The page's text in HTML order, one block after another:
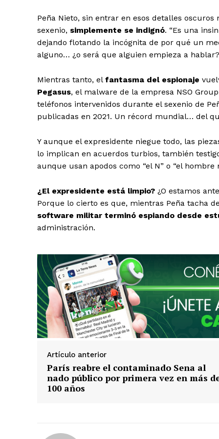
Peña Nieto, sin entrar en esos detalles
sexenio, simplemente se indignó. “Es una
dejando flotando la incógnita de por qué un
alguno… ¿o será que alguien empieza a hablar?
Mientras tanto, el fantasma del espionaje
Pegasus, el malware de la empresa NSO
teléfonos intervenidos durante el sexenio de
publicadas en 2021. Un récord mundial… del
Y aunque el expresidente niegue todo, las
lo implican en acuerdos turbios, también
aunque usan apodos como “el N” o “el hombre
¿El expresidente está limpio? ¿O estamos
Porque lo cierto es que, mientras Peña tacha
software militar terminó espiando desde
administración.
Artículo anterior
París reabre el contaminado Sena al
nado público por primera vez en más
100 años